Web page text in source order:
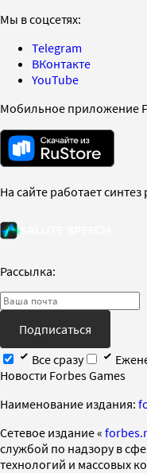
Мы в соцсетях:
Telegram
ВКонтакте
YouTube
Мобильное приложение
На сайте работает синтез
Рассылка:
Подписаться
Все сразу
Новости Forbes Games
Наименование издания:
Cетевое издание «
службой по надзору в
технологий и массовых